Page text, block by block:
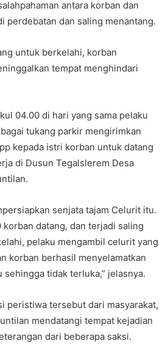
antara korban dan
perdebatan dan saling menantang.
untuk berkelahi, korban
tempat menghindari
04.00 di hari yang sama pelaku
tukang parkir mengirimkan
kepada istri korban untuk datang
di Dusun Tegalslerem Desa
senjata tajam Celurit itu.
korban datang, dan terjadi saling
pelaku mengambil celurit yang
korban berhasil menyelamatkan
tidak terluka,” jelasnya.
peristiwa tersebut dari masyarakat,
mendatangi tempat kejadian
dari beberapa saksi.